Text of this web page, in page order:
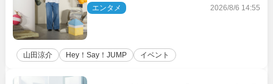
スを体験
エンタメ 2026/8/6 14:55
山田涼介 Hey！Say！JUMP イベント